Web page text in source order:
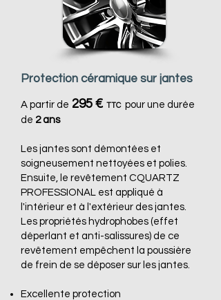
Protection céramique sur jantes
A partir de 295 € TTC pour une durée
de 2 ans
Les jantes sont démontées et
soigneusement nettoyées et polies.
Ensuite, le revêtement CQUARTZ
PROFESSIONAL est appliqué à
l'intérieur et à l'extérieur des jantes.
Les propriétés hydrophobes (effet
déperlant et anti-salissures) de ce
revêtement empêchent la poussière
de frein de se déposer sur les jantes.
Excellente protection